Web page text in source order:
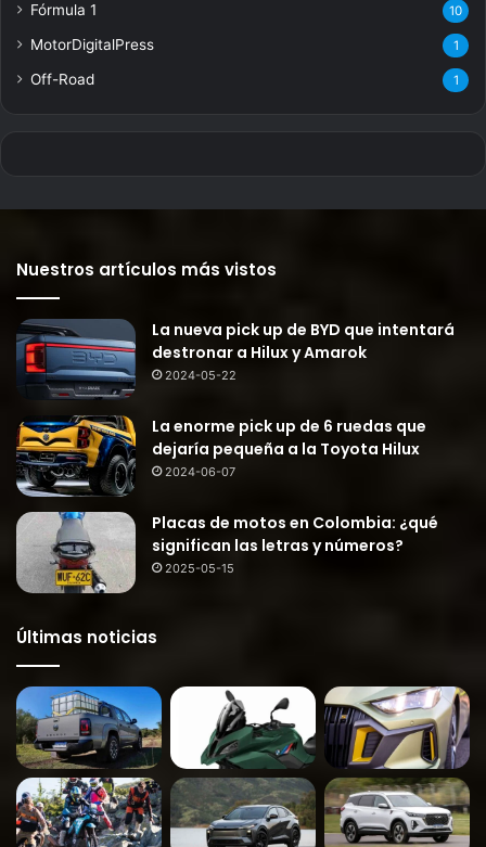
Fórmula 1 10
MotorDigitalPress 1
Off-Road 1
Nuestros artículos más vistos
La nueva pick up de BYD que intentará
destronar a Hilux y Amarok
2024-05-22
La enorme pick up de 6 ruedas que
dejaría pequeña a la Toyota Hilux
2024-06-07
Placas de motos en Colombia: ¿qué
significan las letras y números?
2025-05-15
Últimas noticias